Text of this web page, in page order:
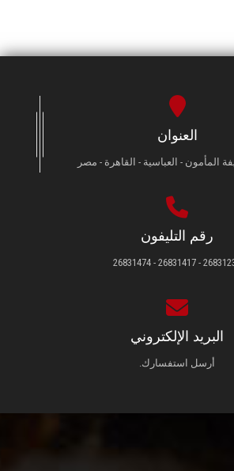
العنوان
المأمون - العباسية - القاهرة - مصر
رقم التليفون
26831231 - 26831417 -
البريد الإلكتروني
أرسل استفسارك.